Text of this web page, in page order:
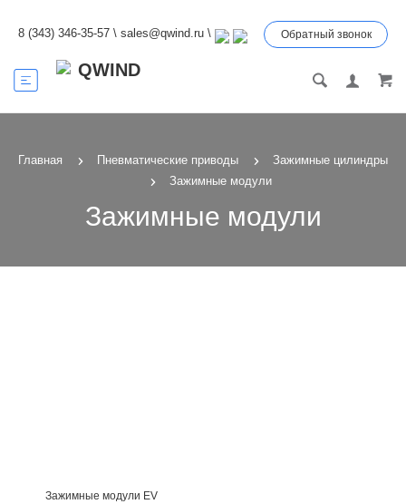
8 (343) 346-35-57 \ sales@qwind.ru \ Обратный звонок
Главная Пневматические приводы
Зажимные цилиндры
Зажимные модули
Зажимные модули
Зажимные модули EV